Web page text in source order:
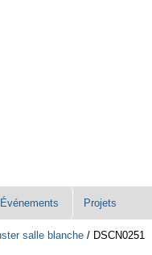
Événements Projets
salle blanche / DSCN0251